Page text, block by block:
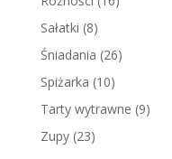
Sałatki (8)
Śniadania (26)
Spiżarka (10)
Tarty wytrawne (9)
Zupy(23)